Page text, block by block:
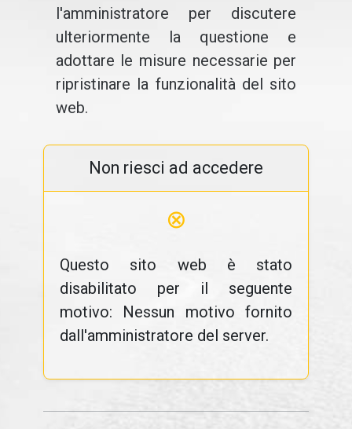
l'amministratore per discutere
ulteriormente la questione e
adottare le misure necessarie per
ripristinare la funzionalità del sito
web.
Non riesci ad accedere
⊗
Questo sito web è stato
disabilitato per il seguente
motivo: Nessun motivo fornito
dall'amministratore del server.